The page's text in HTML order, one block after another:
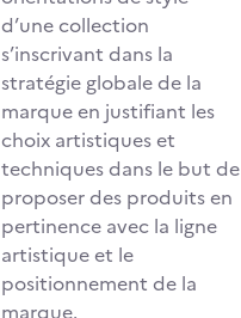
d’une collection
s’inscrivant dans la
stratégie globale de la
marque en justifiant les
choix artistiques et
techniques dans le but de
proposer des produits en
pertinence avec la ligne
artistique et le
positionnement de la
marque.